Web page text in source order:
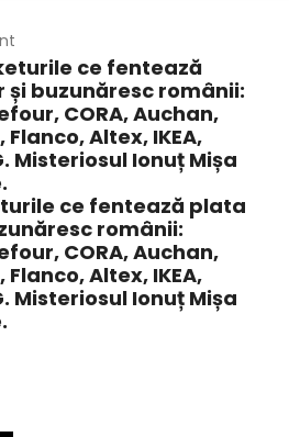
ce fentează plata
românii:
CORA, Auchan,
Altex, IKEA,
Misteriosul Ionuț Mișa